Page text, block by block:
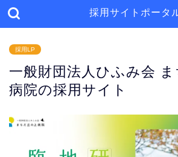
採用サイトポータ
採用LP
一般財団法人ひふみ会
病院の採用サイト